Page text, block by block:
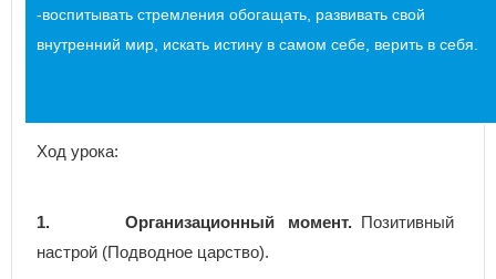
-воспитывать стремления обогащать, развивать свой
внутренний мир, искать истину в самом себе, верить в себя.
Ход урока:
1. Организационный момент. Позитивный
настрой (Подводное царство).